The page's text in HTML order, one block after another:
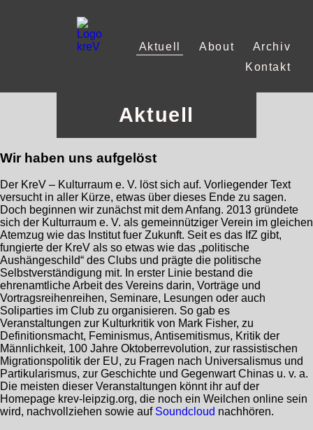
Aktuell About
Archiv
Kontakt
Aktuell
Wir haben uns aufgelöst
Der KreV – Kulturraum e. V. löst sich auf. Vorliegender Text
versucht in aller Kürze, etwas über dieses Ende zu sagen.
Doch beginnen wir zunächst mit dem Anfang. 2013 gründete
sich der Kulturraum e. V. als gemeinnütziger Verein im gleichen
Atemzug wie das Institut fuer Zukunft. Seit es das IfZ gibt,
fungierte der KreV als so etwas wie das „politische
Aushängeschild“ des Clubs und prägte die politische
Selbstverständigung mit. In erster Linie bestand die
ehrenamtliche Arbeit des Vereins darin, Vorträge und
Vortragsreihenreihen, Seminare, Lesungen oder auch
Soliparties im Club zu organisieren. So gab es
Veranstaltungen zur Kulturkritik von Mark Fisher, zu
Definitionsmacht, Feminismus, Antisemitismus, Kritik der
Männlichkeit, 100 Jahre Oktoberrevolution, zur rassistischen
Migrationspolitik der EU, zu Fragen nach Universalismus und
Partikularismus, zur Geschichte und Gegenwart Chinas u. v. a.
Die meisten dieser Veranstaltungen könnt ihr auf der
Homepage krev-leipzig.org, die noch ein Weilchen online sein
wird, nachvollziehen sowie auf Soundcloud nachhören.